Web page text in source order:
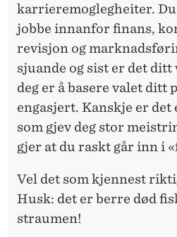
karrieremoglegheiter.
jobbe innanfor finans,
revisjon og
sjuande og sist er det
deg er å basere valet ditt
engasjert. Kanskje er det
som gjev deg stor
gjer at du raskt går inn i
Vel det som kjennest
Husk: det er berre død
straumen!